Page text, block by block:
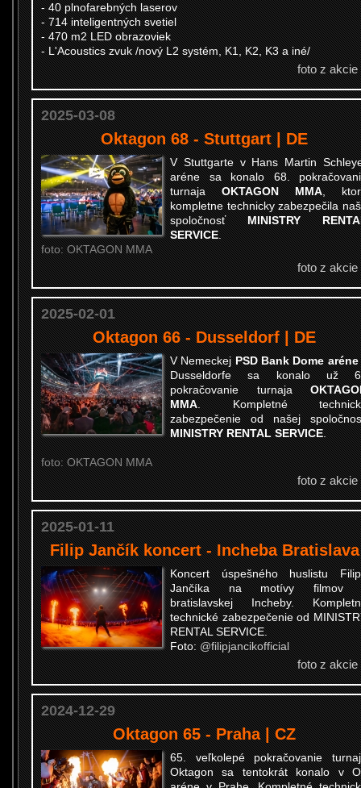
- 40 plnofarebných laserov
- 714 inteligentných svetiel
- 470 m2 LED obrazoviek
- L'Acoustics zvuk /nový L2 systém, K1, K2, K3 a iné/
foto z akcie
2025-03-08
Oktagon 68 - Stuttgart | DE
V Stuttgarte v Hans Martin
aréne sa konalo 68.
turnajaOKTAGON MMA,
kompletne technicky zabezpečila
spoločnosťMINISTRY
SERVICE.
foto: OKTAGON MMA
foto z akcie
2025-02-01
Oktagon 66 - Dusseldorf | DE
V NemeckejPSD Bank Dome aréne
Dusseldorfe sa konalo už
pokračovanie turnaja
MMA. Kompletné
zabezpečenie od našej
MINISTRY RENTAL SERVICE.
foto: OKTAGON MMA
foto z akcie
2025-01-11
Filip Jančík koncert - Incheba Bratislava
Koncert úspešného huslistu
Jančíka na motívy filmov
bratislavskej Incheby.
technické zabezpečenie od
RENTAL SERVICE.
Foto:@filipjancikofficial
foto z akcie
2024-12-29
Oktagon 65 - Praha | CZ
65. veľkolepé pokračovanie
Oktagon sa tentokrát konalo v